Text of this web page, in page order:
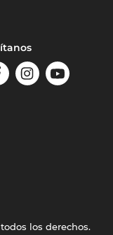
los derechos.